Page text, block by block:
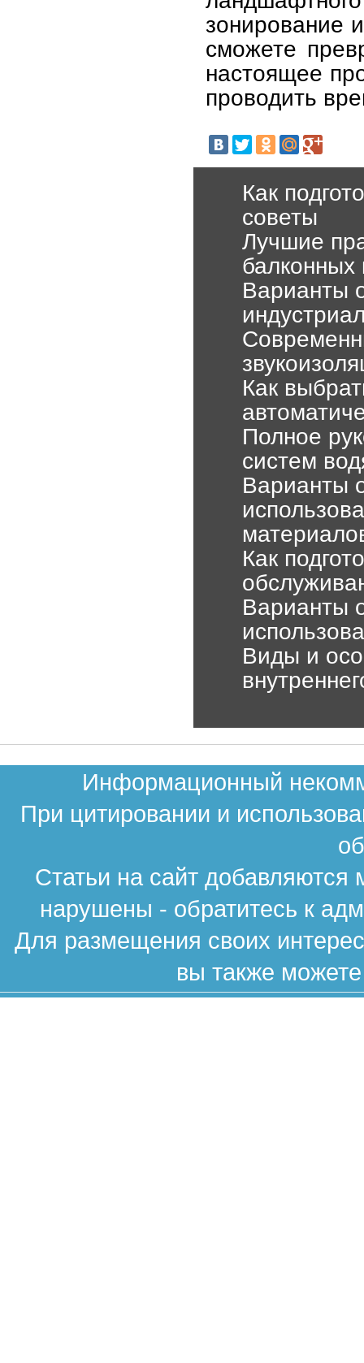
зонирование
сможете
настоящее
проводить
Как
советы
Лучшие
балконных
Варианты
Как
Полное
систем
Варианты
Как
Варианты
Виды и
Информационный
При цитировании и
Статьи на сайт
нарушены - обратитесь к
Для размещения своих
вы также